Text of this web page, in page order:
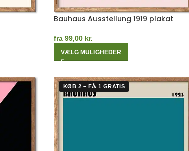
Bauhaus Ausstellung 1919 plakat
fra 99,00 kr.
VÆLG MULIGHEDER
KØB 2 – FÅ 1 GRATIS